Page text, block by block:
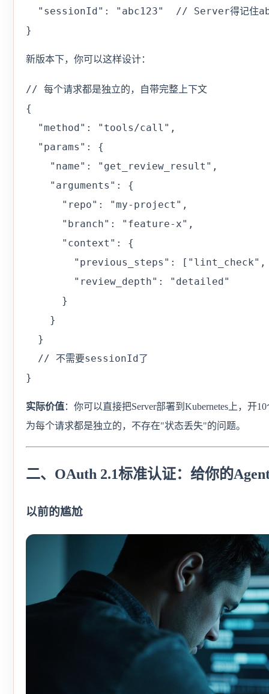
"sessionId": "abc123"  // Server得记住
}
新版本下，你可以这样设计：
// 每个请求都是独立的，自带完整上下文
{
  "method": "tools/call",
  "params": {
    "name": "get_review_result",
    "arguments": {
      "repo": "my-project",
      "branch": "feature-x",
      "context": {
"previous_steps":
        "review_depth": "detailed"
      }
    }
  }
  // 不需要sessionId了
}
实际价值：你可以直接把Server部署到Kubernetes上，开
为每个请求都是独立的，不存在"状态丢失"的问题。
二、OAuth 2.1标准认证：给你的
以前的尴尬